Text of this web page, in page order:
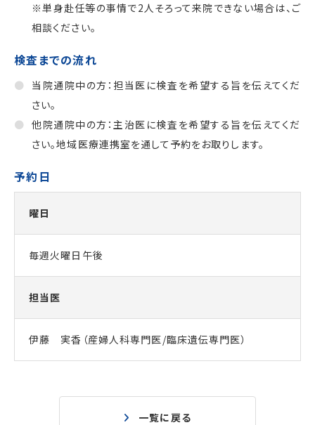
※単身赴任等の事情で2人そろって来院できない場合は、ご
相談ください。
検査までの流れ
当院通院中の方：担当医に検査を希望する旨を伝えてくだ
さい。
他院通院中の方：主治医に検査を希望する旨を伝えてくだ
さい。地域医療連携室を通して予約をお取りします。
予約日
曜日
毎週火曜日午後
担当医
伊藤 実香（産婦人科専門医/臨床遺伝専門医）
一覧に戻る